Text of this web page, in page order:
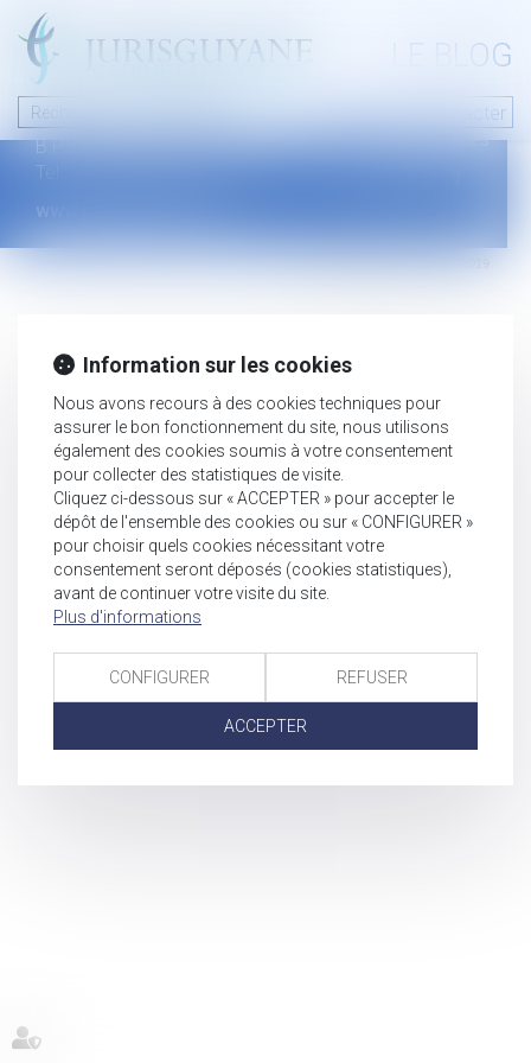
LE BLOG
Nous contacter
46 avenue de la liberté
B.P.315 - 97327 Cayenne Cedex
Tel : +594 594 29 45 35
www.jurisguyane.com
Mentions légales
Information sur les cookies
Nous avons recours à des cookies techniques pour
assurer le bon fonctionnement du site, nous utilisons
également des cookies soumis à votre consentement
pour collecter des statistiques de visite.
Cliquez ci-dessous sur « ACCEPTER » pour accepter le
dépôt de l'ensemble des cookies ou sur « CONFIGURER »
pour choisir quels cookies nécessitant votre
consentement seront déposés (cookies statistiques),
avant de continuer votre visite du site.
Plus d'informations
CONFIGURER REFUSER
ACCEPTER